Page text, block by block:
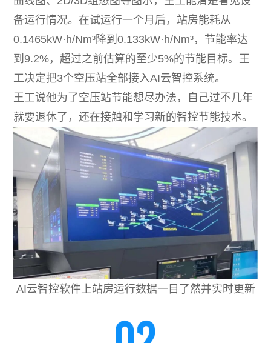
备运行情况。在试运行一个月后，站房能耗从
0.1465kW·h/Nm³降到0.133kW·h/Nm³，节能率达
到9.2%，超过之前估算的至少5%的节能目标。王
工决定把3个空压站全部接入AI云智控系统。
王工说他为了空压站节能想尽办法，自己过不几年
就要退休了，还在接触和学习新的智控节能技术。
AI云智控软件上站房运行数据一目了然并实时更新